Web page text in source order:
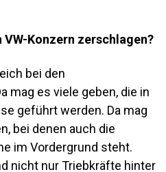
Konzern zerschlagen?
bei den
mag es viele geben, die in
geführt werden. Da mag
bei denen auch die
im Vordergrund steht.
nicht nur Triebkräfte hinter